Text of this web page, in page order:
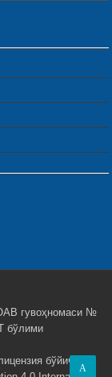
гувоҳномаси №
бўлими
бўйича
A